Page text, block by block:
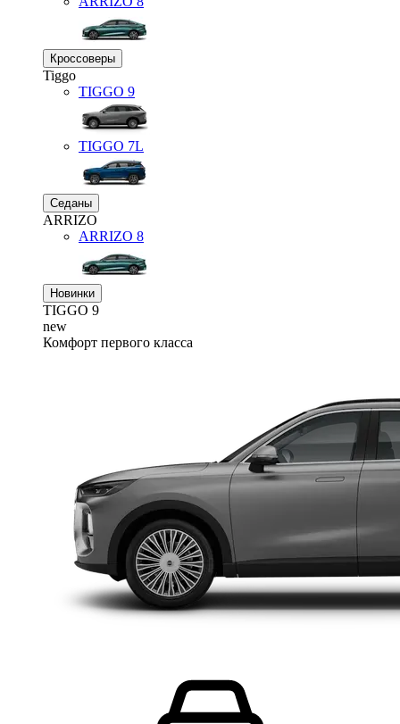
Кроссоверы
Tiggo
TIGGO 9
TIGGO 7L
Седаны
ARRIZO
ARRIZO 8
Новинки
TIGGO 9
new
Комфорт первого класса